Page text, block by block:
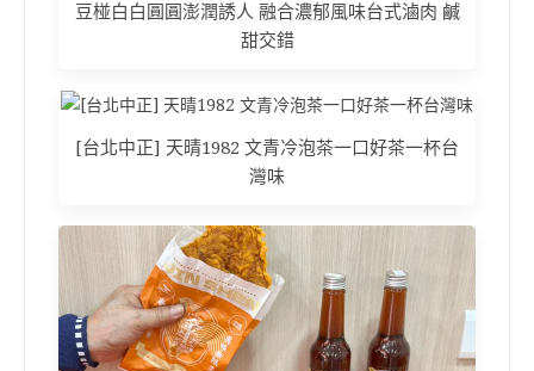
豆椪白白圓圓澎潤誘人 融合濃郁風味台式滷肉 鹹
甜交錯
[台北中正] 天晴1982 文青冷泡茶一口好茶一杯台
灣味